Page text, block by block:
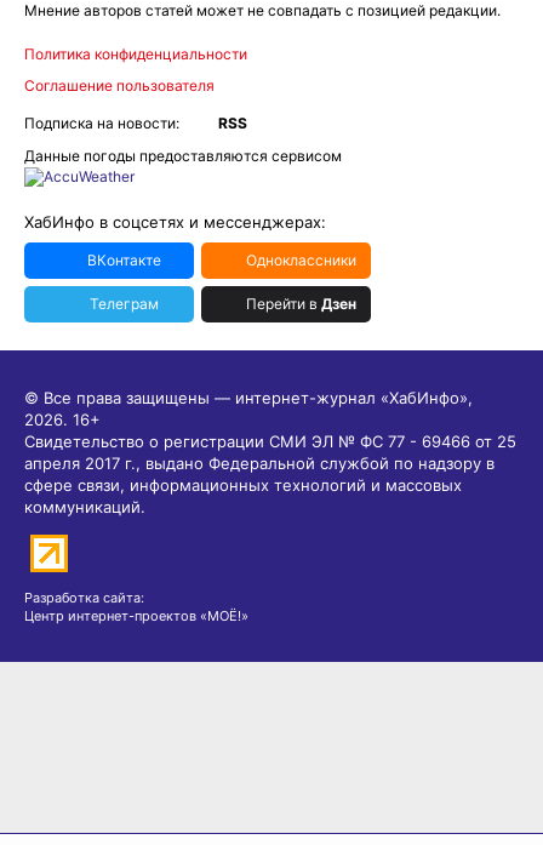
Мнение авторов статей может не совпадать с позицией редакции.
Политика конфиденциальности
Соглашение пользователя
Подписка на новости:
RSS
Данные погоды предоставляются сервисом
ХабИнфо в соцсетях и мессенджерах:
ВКонтакте Одноклассники
Телеграм Перейти в Дзен
© Все права защищены — интернет-журнал «ХабИнфо»,
2026. 16+
Свидетельство о регистрации СМИ ЭЛ № ФС 77 - 69466 от 25
апреля 2017 г., выдано Федеральной службой по надзору в
сфере связи, информационных технологий и массовых
коммуникаций.
Разработка сайта:
Центр интернет-проектов «МОЁ!»